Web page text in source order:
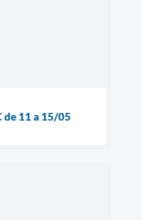
de 11 a 15/05